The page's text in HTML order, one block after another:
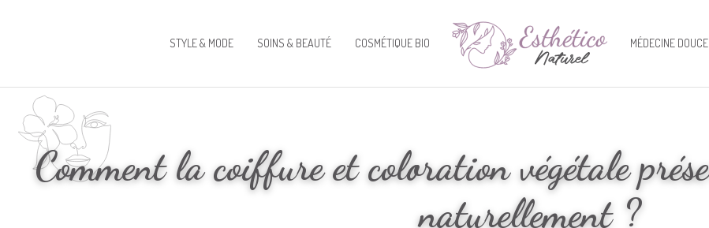
COSMÉTIQUE BIO
SOINS & BEAUTÉ
STYLE & MODE MÉDECINE
Comment la coiffure et coloration végétale
naturellement ?